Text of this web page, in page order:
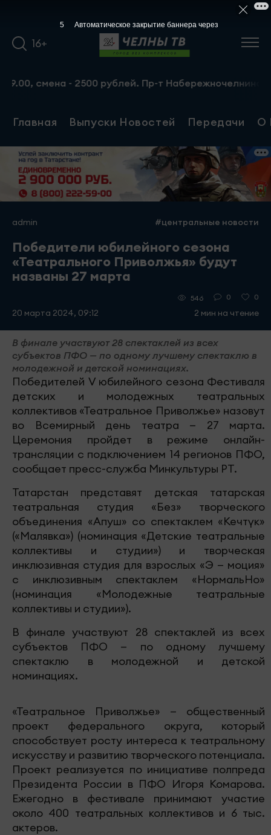
16+
смена - 2500 рублей. Пр-т Набережночелнинский,
Главная Выпуски Новостей Передачи О
admin #центральные новости
Победители юбилейного сезона
«Театрального Приволжья» будут
названы 27 марта
20 марта 2024, 09:12
546 0 0
2 мин на чтение
В финале участвуют 28 спектаклей из всех
субъектов ПФО — по одному лучшему спектаклю в
молодежной и детской номинациях.
Победителей V юбилейного сезона Фестиваля
детских и молодежных театральных
коллективов «Театральное Приволжье» назовут
во Всемирный день театра — 27 марта.
Церемония пройдет в режиме онлайн-
трансляции с подключением 14 регионов ПФО,
сообщает пресс-служба Минкультуры РТ.
Татарстан представят детская татарская
театральная студия «Без» творческого
объединения «Апуш» со спектаклем «Кечтүк»
(«Малявка») (номинация «Детские театральные
коллективы и студии») и творческая
инклюзивная студия для взрослых «Э — моция»
с инклюзивным спектаклем «НормальНо»
(номинация «Молодежные театральные
коллективы и студии»).
В финале участвуют 28 спектаклей из всех
субъектов ПФО — по одному лучшему
спектаклю в молодежной и детской
номинациях.
«Театральное Приволжье» — общественный
проект федерального округа, который
способствует росту интереса к театральному
искусству и развитию творческого потенциала.
Проект реализуется по инициативе полпреда
Президента России в ПФО Игоря Комарова.
Ежегодно в фестивале принимают участие
около 400 театральных коллективов и 6 тыс.
актеров.
4 Автоматическое закрытие баннера через